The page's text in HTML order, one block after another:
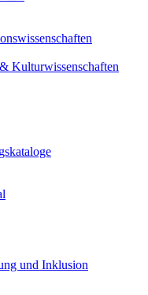
Kulturwissenschaften
und Inklusion